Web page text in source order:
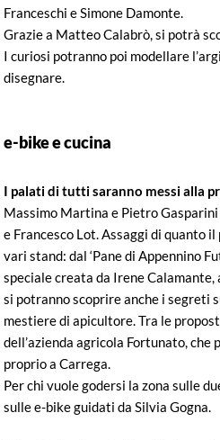
Franceschi e Simone Damonte.
Grazie a Matteo Calabrò, si potrà
I curiosi potranno poi modellare
disegnare.
e-bike e cucina
I palati di tutti saranno messi alla
Massimo Martina e Pietro
e Francesco Lot. Assaggi di quanto
vari stand: dal ‘Pane di Appennino
speciale creata da Irene
si potranno scoprire anche i segreti
mestiere di apicultore. Tra le
dell’azienda agricola Fortunato, che
proprio a Carrega.
Per chi vuole godersi la zona sulle
sulle e-bike guidati da Silvia Gogna.